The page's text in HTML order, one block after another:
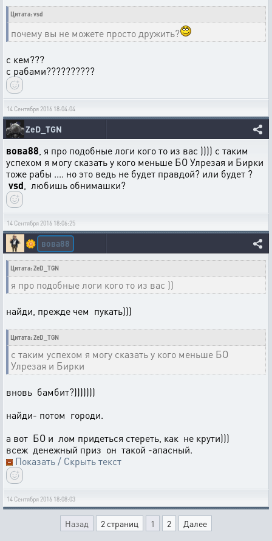
Цитата: vsd
почему вы не можете просто дружить?
с кем???
с рабами??????????
14 Сентября 2016 18:04:04
ZeD_TGN
вова88 , я про подобные логи кого то из вас )))) с таким
успехом я могу сказать у кого меньше БО Улрезая и Бирки
тоже рабы .... но это ведь не будет правдой? или будет ?
vsd , любишь обнимашки?
14 Сентября 2016 18:06:25
🌼 вова88
Цитата: ZeD_TGN
я про подобные логи кого то из вас ))
найди, прежде чем пукать)))
Цитата: ZeD_TGN
с таким успехом я могу сказать у кого меньше БО
Улрезая и Бирки
вновь бамбит?)))))))
найди- потом городи.
а вот БО и лом придеться стереть, как не крути)))
всеж денежный приз он такой -апасный.
Показать / Скрыть текст
14 Сентября 2016 18:08:03
Назад 2 страниц 1 2 Далее